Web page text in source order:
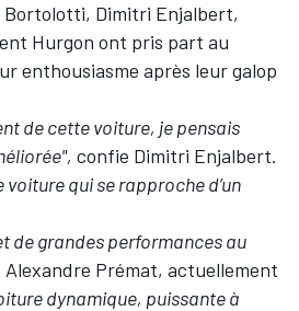
Bortolotti, Dimitri Enjalbert,
Hurgon ont pris part au
enthousiasme après leur galop
de cette voiture, je pensais
confie Dimitri Enjalbert.
voiture qui se rapproche d’un
de grandes performances au
Prémat, actuellement
dynamique, puissante à